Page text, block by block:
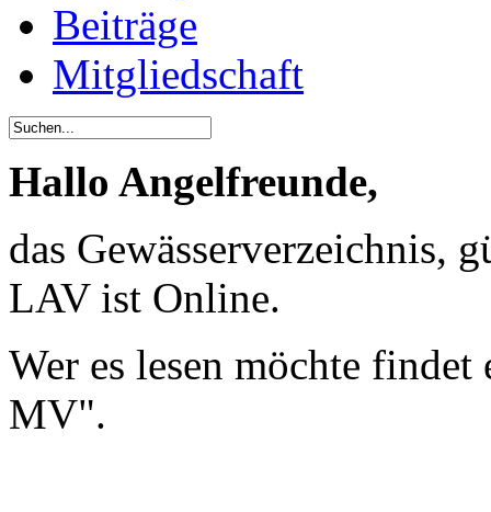
Beiträge
Mitgliedschaft
Hallo Angelfreunde,
das Gewässerverzeichnis,
LAV ist Online.
Wer es lesen möchte findet
MV".